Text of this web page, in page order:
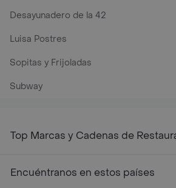
Desayunadero de la 42
Luisa Postres
Sopitas y Frijoladas
Subway
Top Marcas y Cadenas de
Encuéntranos en estos países